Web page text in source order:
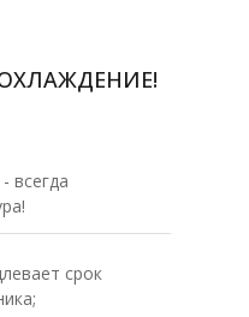
ОХЛАЖДЕНИЕ!
всегда
срок